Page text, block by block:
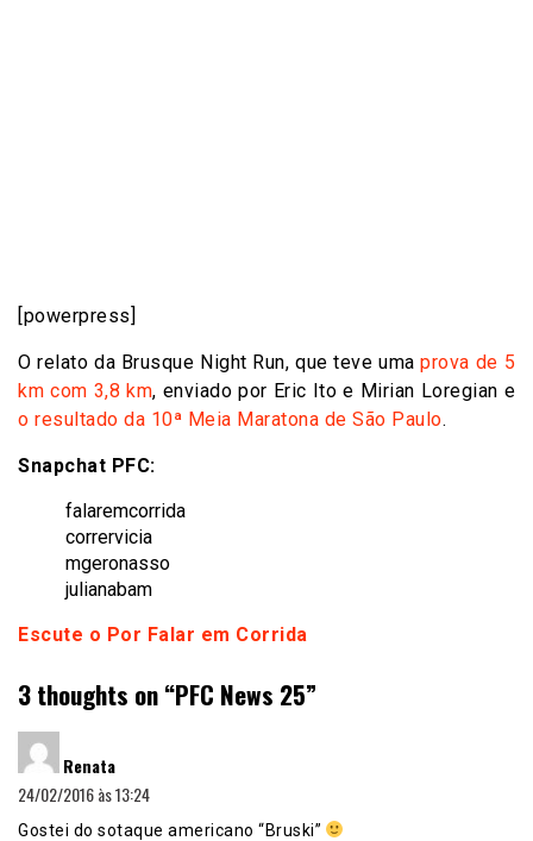
[powerpress]
O relato da Brusque Night Run, que teve umaprova de 5
km com 3,8 km, enviado por Eric Ito e Mirian Loregian e
o resultado da 10ª Meia Maratona de São Paulo.
Snapchat PFC:
falaremcorrida
corrervicia
mgeronasso
julianabam
Escute o Por Falar em Corrida
3 thoughts on “PFC News 25”
Renata
24/02/2016 às 13:24
Gostei do sotaque americano “Bruski”